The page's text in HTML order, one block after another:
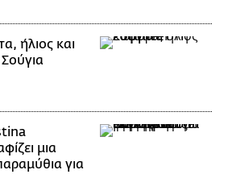
ήλιος και
μια
για